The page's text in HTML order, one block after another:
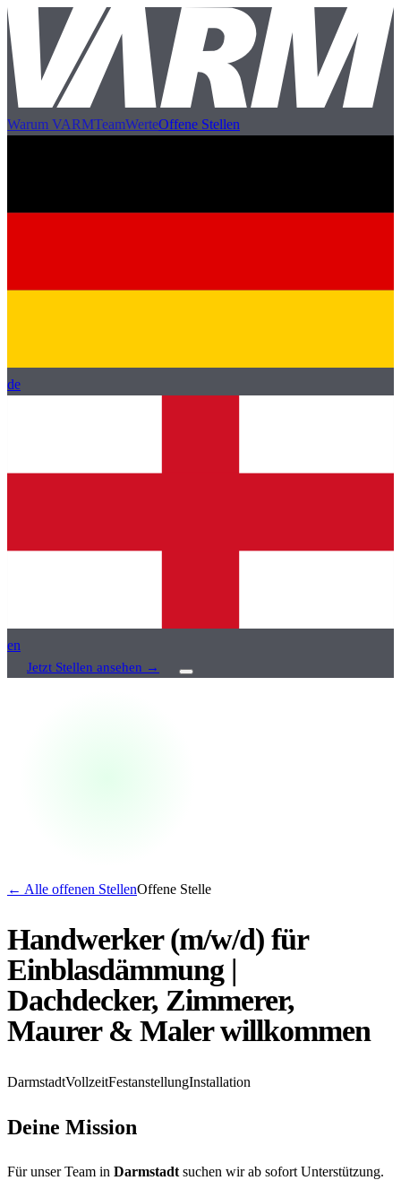
Warum VARMTeamWerteOffene Stellen
de
en
Jetzt Stellen ansehen →
← Alle offenen StellenOffene Stelle
Handwerker (m/w/d) für
Einblasdämmung |
Dachdecker, Zimmerer,
Maurer & Maler willkommen
DarmstadtVollzeitFestanstellungInstallation
Deine Mission
Für unser Team in Darmstadt suchen wir ab sofort Unterstützung.